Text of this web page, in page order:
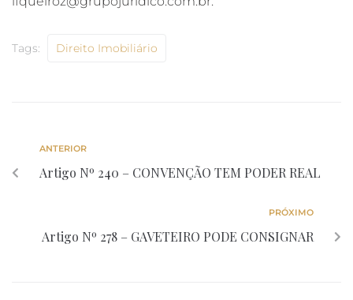
Tags: Direito Imobiliário
ANTERIOR
Artigo Nº 240 – CONVENÇÃO TEM PODER REAL
PRÓXIMO
Artigo Nº 278 – GAVETEIRO PODE CONSIGNAR